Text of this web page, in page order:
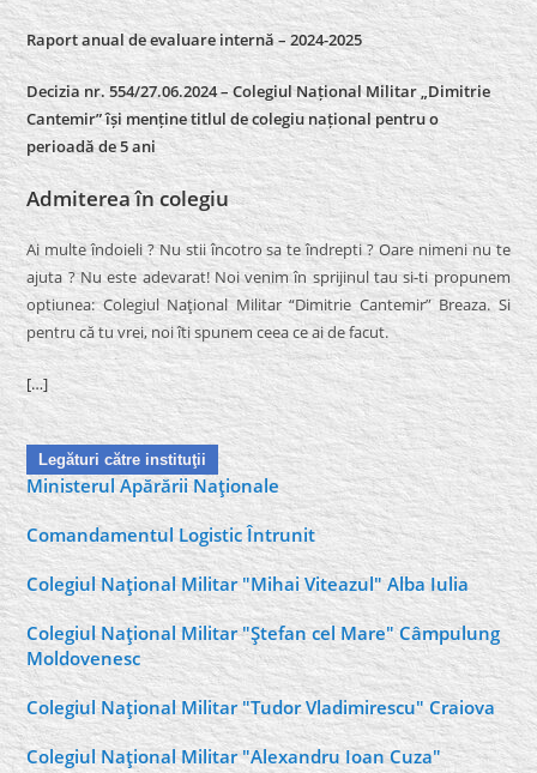
Raport anual de evaluare internă –2024-2025
Decizia nr. 554/27.06.2024 – Colegiul Național Militar „Dimitrie
Cantemir” își menține titlul de colegiu național pentru o
perioadă de 5 ani
Admiterea în colegiu
Ai multe îndoieli ? Nu stii încotro sa te îndrepti ? Oare nimeni nu te
ajuta ? Nu este adevarat! Noi venim în sprijinul tau si-ti propunem
optiunea: Colegiul Naţional Militar “Dimitrie Cantemir” Breaza. Si
pentru că tu vrei, noi îti spunem ceea ce ai de facut.
[…]
Legături către instituţii
Ministerul Apărării Naţionale
Comandamentul Logistic Întrunit
Colegiul Naţional Militar "Mihai Viteazul" Alba Iulia
Colegiul Naţional Militar "Ştefan cel Mare" Câmpulung
Moldovenesc
Colegiul Naţional Militar "Tudor Vladimirescu" Craiova
Colegiul Naţional Militar "Alexandru Ioan Cuza"